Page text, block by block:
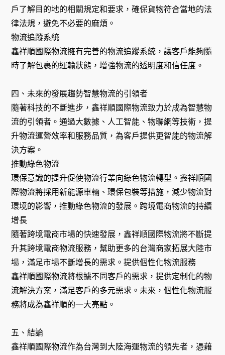
戶了解目的地的相關規定和要求，確保貨物符合當地的法
律法規，避免不必要的麻煩。
物流追蹤系統
鑫祥順國際物流擁有完善的物流追蹤系統，讓客戶能夠隨
時了解包裹的運輸狀態，增強物流的透明度和信任度。
四、未來的發展趨勢智慧物流的引領者
隨著科技的不斷進步，鑫祥順國際物流致力於成為智慧物
流的引領者。通過大數據、人工智能、物聯網等技術，提
升物流運營效率和服務品質，為客戶提供更智能的物流解
決方案。
推動綠色物流
環保意識的提升促使物流行業向綠色物流轉型。鑫祥順國
際物流將採用新能源車輛、環保包裝等措施，減少物流對
環境的影響，推動綠色物流的發展。跨境電商物流的持續
增長
隨著跨境電商市場的快速發展，鑫祥順國際物流將不斷提
升其跨境電商物流服務，幫助更多的台灣商家拓展大陸市
場，滿足市場不斷增長的需求。提供個性化物流服務
鑫祥順國際物流將根據不同客戶的需求，提供定制化的物
流解決方案，滿足客戶的多元需求。未來，個性化物流服
務將成為鑫祥順的一大亮點。
五、結論
鑫祥順國際物流作為台灣到大陸海運物流的領先者，憑藉